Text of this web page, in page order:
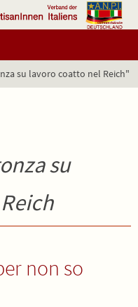
su lavoro coatto nel Reich"
su
non so